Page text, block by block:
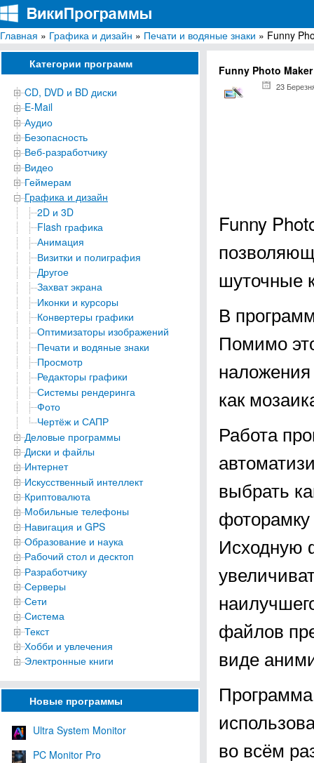
ВикиПрограммы
Энциклопедия бесплатных компьютерных программ для Windows
Главная » Графика и дизайн » Печати и водяные знаки » Funny
Категории программ
CD, DVD и BD диски
E-Mail
Аудио
Безопасность
Веб-разработчику
Видео
Геймерам
Графика и дизайн
2D и 3D
Flash графика
Анимация
Визитки и полиграфия
Другое
Захват экрана
Иконки и курсоры
Конвертеры графики
Оптимизаторы изображений
Печати и водяные знаки
Просмотр
Редакторы графики
Системы рендеринга
Фото
Чертёж и САПР
Деловые программы
Диски и файлы
Интернет
Искусственный интеллект
Криптовалюта
Мобильные телефоны
Навигация и GPS
Образование и наука
Рабочий стол и десктоп
Разработчику
Серверы
Сети
Система
Текст
Хобби и увлечения
Электронные книги
Новые программы
Ultra System Monitor
PC Monitor Pro
Funny Photo Maker
23
Funny
шуточные
В
Помимо
как
Работа
выбрать
Исходную
файлов
виде
во всём